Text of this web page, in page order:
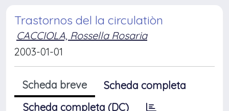
Trastornos del la circulatiòn
CACCIOLA, Rossella Rosaria
2003-01-01
Scheda breve
Scheda completa
Scheda completa (DC)